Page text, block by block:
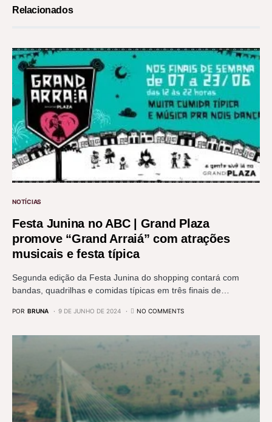
Relacionados
NOTÍCIAS
Festa Junina no ABC | Grand Plaza
promove “Grand Arraiá” com atrações
musicais e festa típica
Segunda edição da Festa Junina do shopping contará com
bandas, quadrilhas e comidas típicas em três finais de…
POR BRUNA 9 DE JUNHO DE 2024 NO COMMENTS